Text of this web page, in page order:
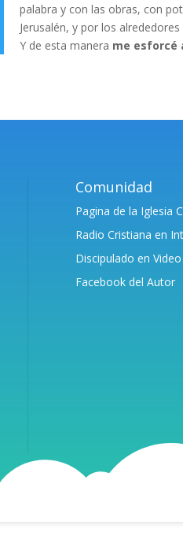
palabra y con las obras, con
Jerusalén, y por los
Y de esta manera me esforcé
Comunidad
Pagina de la Iglesia
Radio Cristiana en
Discipulado en
Facebook del Autor